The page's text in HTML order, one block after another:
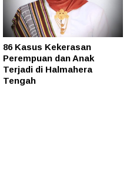
86 Kasus Kekerasan
Perempuan dan Anak
Terjadi di Halmahera
Tengah